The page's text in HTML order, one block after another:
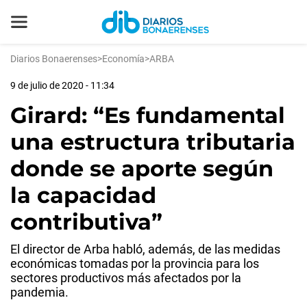
Diarios Bonaerenses>Economía>ARBA
9 de julio de 2020 - 11:34
Girard: “Es fundamental
una estructura tributaria
donde se aporte según
la capacidad
contributiva”
El director de Arba habló, además, de las medidas
económicas tomadas por la provincia para los
sectores productivos más afectados por la
pandemia.